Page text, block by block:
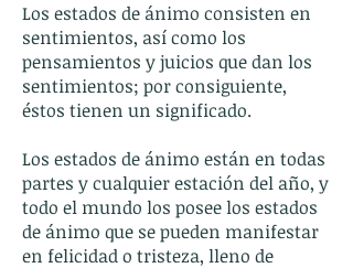
Los estados de ánimo consisten en
sentimientos, así como los
pensamientos y juicios que dan los
sentimientos; por consiguiente,
éstos tienen un significado.
Los estados de ánimo están en todas
partes y cualquier estación del año, y
todo el mundo los posee los estados
de ánimo que se pueden manifestar
en felicidad o tristeza, lleno de